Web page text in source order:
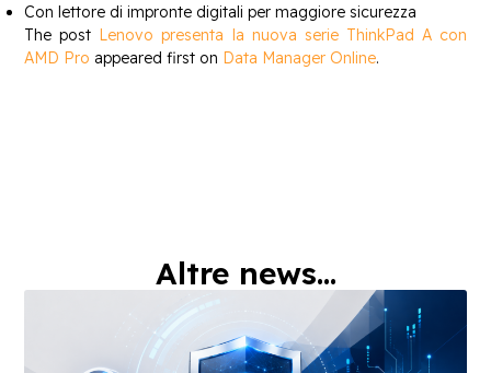
Con lettore di impronte digitali per maggiore sicurezza
The post Lenovo presenta la nuova serie ThinkPad A con
AMD Pro appeared first on Data Manager Online.
Altre news...